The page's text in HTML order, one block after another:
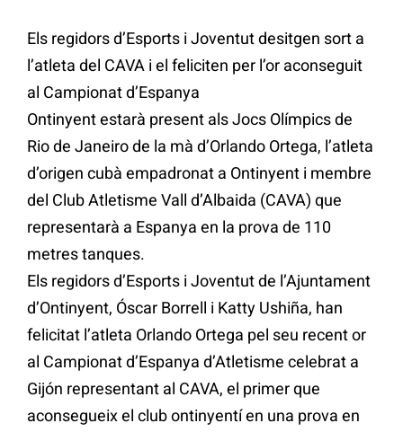
Els regidors d’Esports i Joventut desitgen sort a
l’atleta del CAVA i el feliciten per l’or aconseguit
al Campionat d’Espanya
Ontinyent estarà present als Jocs Olímpics de
Rio de Janeiro de la mà d’Orlando Ortega, l’atleta
d’origen cubà empadronat a Ontinyent i membre
del Club Atletisme Vall d’Albaida (CAVA) que
representarà a Espanya en la prova de 110
metres tanques.
Els regidors d’Esports i Joventut de l’Ajuntament
d’Ontinyent, Óscar Borrell i Katty Ushiña, han
felicitat l’atleta Orlando Ortega pel seu recent or
al Campionat d’Espanya d’Atletisme celebrat a
Gijón representant al CAVA, el primer que
aconsegueix el club ontinyentí en una prova en